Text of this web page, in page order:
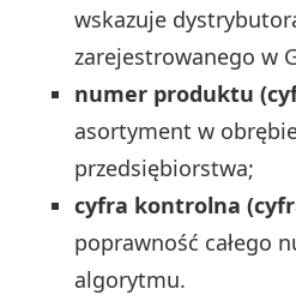
wskazuje
zarejestrowanego w
numer produktu
asortyment w
przedsiębiorstwa;
cyfra kontrolna
poprawność całego
algorytmu.